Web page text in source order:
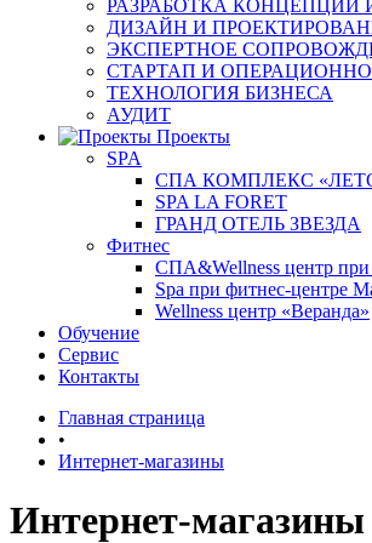
РАЗРАБОТКА КОНЦЕПЦИИ
ДИЗАЙН И
ЭКСПЕРТНОЕ
СТАРТАП И
ТЕХНОЛОГИЯ БИЗНЕСА
АУДИТ
Проекты
SPA
СПА КОМПЛЕКС
SPA LA FORET
ГРАНД ОТЕЛЬ ЗВЕЗДА
Фитнес
СПА&Wellness центр при
Spa при фитнес-центре
Wellness центр «Веранда»
Обучение
Сервис
Контакты
Главная страница
•
Интернет-магазины
Интернет-магазины